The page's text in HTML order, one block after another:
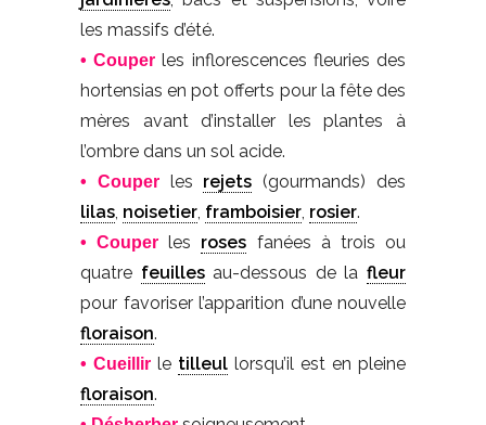
les massifs d’été.
• Couper les inflorescences fleuries des
hortensias en pot offerts pour la fête des
mères avant d’installer les plantes à
l’ombre dans un sol acide.
• Couperles rejets (gourmands) des
lilas noisetier framboisier rosier.
• Couper les roses fanées à trois ou
quatre feuillesau-dessous de lafleur
pour favoriser l’apparition d’une nouvelle
floraison.
• Cueillir le tilleul lorsqu’il est en pleine
floraison.